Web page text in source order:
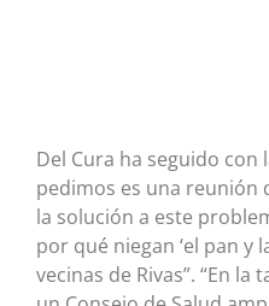
Del Cura ha seguido con
pedimos es una reunión
la solución a este
por qué niegan ‘el pan y
vecinas de Rivas”. “En